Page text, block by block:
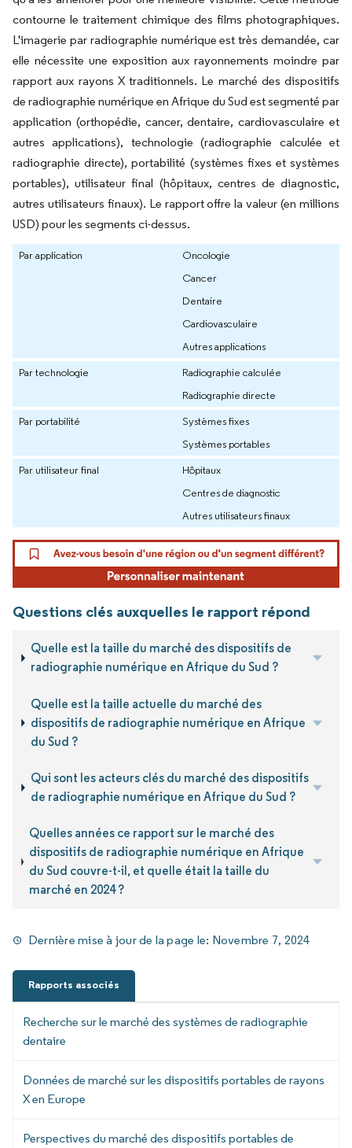
contourne le traitement chimique des films photographiques.
L'imagerie par radiographie numérique est très demandée, car
elle nécessite une exposition aux rayonnements moindre par
rapport aux rayons X traditionnels. Le marché des dispositifs
de radiographie numérique en Afrique du Sud est segmenté par
application (orthopédie, cancer, dentaire, cardiovasculaire et
autres applications), technologie (radiographie calculée et
radiographie directe), portabilité (systèmes fixes et systèmes
portables), utilisateur final (hôpitaux, centres de diagnostic,
autres utilisateurs finaux). Le rapport offre la valeur (en millions
USD) pour les segments ci-dessus.
Par application
Oncologie
Cancer
Dentaire
Cardiovasculaire
Autres applications
Par technologie
Radiographie calculée
Radiographie directe
Par portabilité
Systèmes fixes
Systèmes portables
Par utilisateur final
Hôpitaux
Centres de diagnostic
Autres utilisateurs finaux
Questions clés auxquelles le rapport répond
Quelle est la taille du marché des dispositifs de
radiographie numérique en Afrique du Sud ?
Quelle est la taille actuelle du marché des
dispositifs de radiographie numérique en Afrique
du Sud ?
Qui sont les acteurs clés du marché des dispositifs
de radiographie numérique en Afrique du Sud ?
Quelles années ce rapport sur le marché des
dispositifs de radiographie numérique en Afrique
du Sud couvre-t-il, et quelle était la taille du
marché en 2024 ?
Dernière mise à jour de la page le: Novembre 7, 2024
Rapports associés
Recherche sur le marché des systèmes de radiographie
dentaire
Données de marché sur les dispositifs portables de rayons
X en Europe
Perspectives du marché des dispositifs portables de